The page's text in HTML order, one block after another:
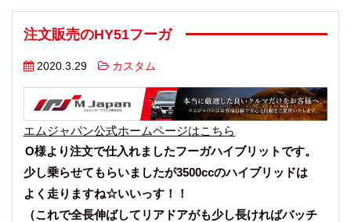
注文販売のHY51フーガ
2020.3.29 カスタム
エムジャパン公式ホームページはこちら
O様より注文で仕入れましたフーガハイブリットです。
少し乗らせてもらいましたが3500ccのハイブリッドは
よく走りますね☆いいっす！！
（これで全長伸ばしてリアドアがも少し長ければバッチ